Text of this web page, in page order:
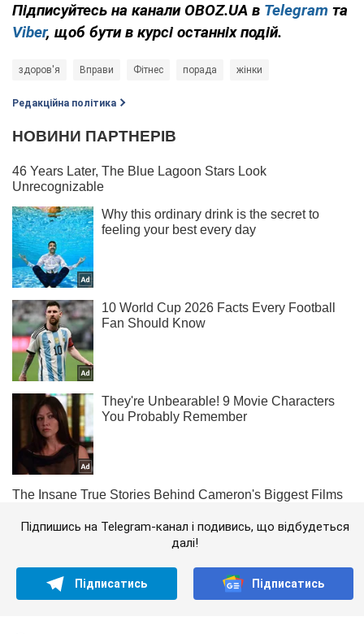
Підписуйтесь на канали OBOZ.UA в Telegram та
Viber, щоб бути в курсі останніх подій.
здоров'я Вправи Фітнес порада жінки
Редакційна політика
Підпишись на Telegram-канал і подивись, що відбудеться
далі!
Підписатись Підписатись